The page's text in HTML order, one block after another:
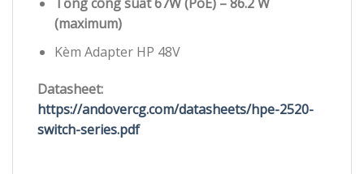
(maximum)
Kèm Adapter HP 48V
Datasheet:
https://andovercg.com/datasheets/hpe-2520-
switch-series.pdf